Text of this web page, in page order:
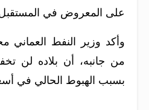
على المعروض في
وأكد وزير النفط العماني
من جانبه، أن بلاده لن
بسبب الهبوط الحالي في